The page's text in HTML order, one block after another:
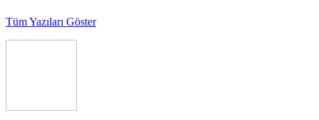
Tüm Yazıları Göster